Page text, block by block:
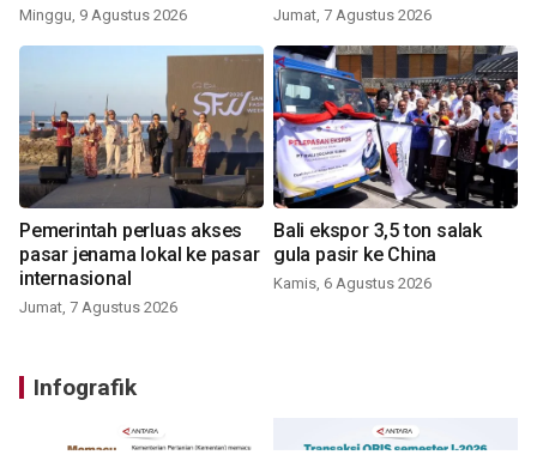
Minggu, 9 Agustus 2026 Jumat, 7 Agustus 2026
Pemerintah perluas akses
pasar jenama lokal ke pasar
internasional
Jumat, 7 Agustus 2026
Bali ekspor 3,5 ton salak
gula pasir ke China
Kamis, 6 Agustus 2026
Infografik